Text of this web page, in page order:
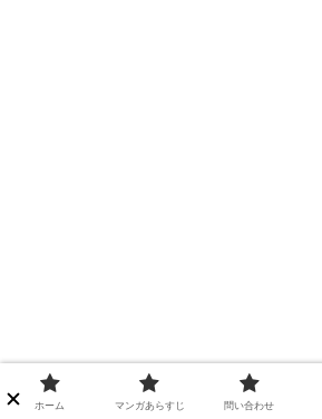
ホーム マンガあらすじ 問い合わせ